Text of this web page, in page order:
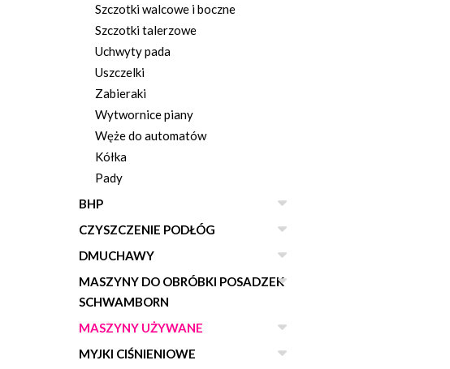
Szczotki walcowe i boczne
Szczotki talerzowe
Uchwyty pada
Uszczelki
Zabieraki
Wytwornice piany
Węże do automatów
Kółka
Pady
BHP
CZYSZCZENIE PODŁÓG
DMUCHAWY
MASZYNY DO OBRÓBKI POSADZEK
SCHWAMBORN
MASZYNY UŻYWANE
MYJKI CIŚNIENIOWE